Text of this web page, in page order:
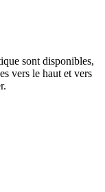
sont disponibles,
vers le haut et vers